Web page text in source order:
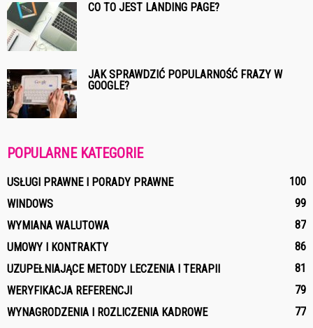
CO TO JEST LANDING PAGE?
JAK SPRAWDZIĆ POPULARNOŚĆ FRAZY W
GOOGLE?
POPULARNE KATEGORIE
USŁUGI PRAWNE I PORADY PRAWNE
100
WINDOWS
99
WYMIANA WALUTOWA
87
UMOWY I KONTRAKTY
86
UZUPEŁNIAJĄCE METODY LECZENIA I TERAPII
81
WERYFIKACJA REFERENCJI
79
WYNAGRODZENIA I ROZLICZENIA KADROWE
77